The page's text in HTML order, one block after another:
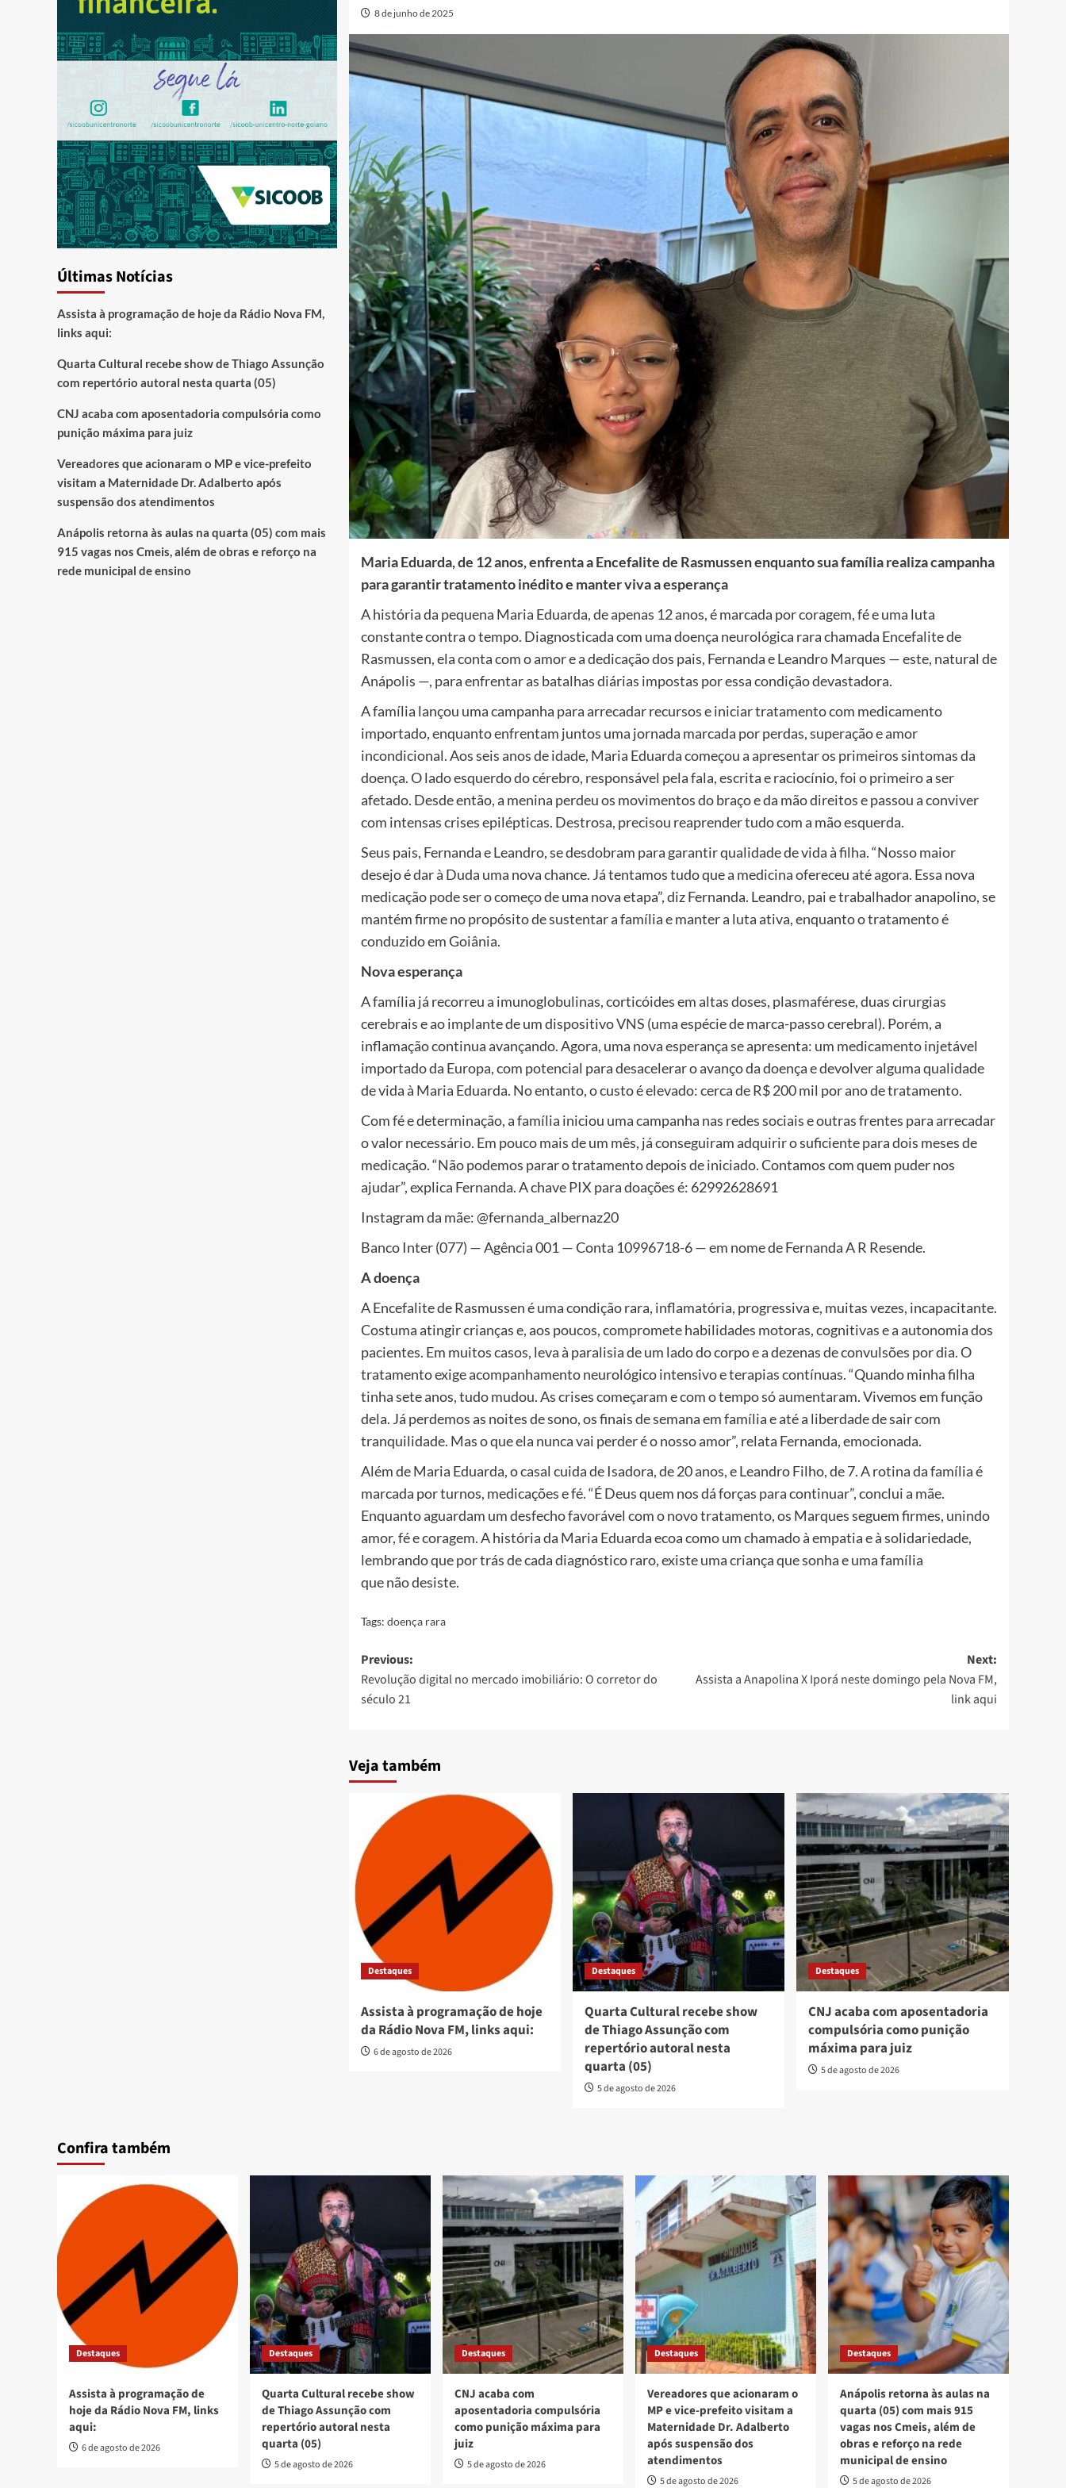
8 de junho de 2025
Maria Eduarda, de 12 anos, enfrenta a Encefalite de Rasmussen enquanto sua família realiza campanha
para garantir tratamento inédito e manter viva a esperança
A história da pequena Maria Eduarda, de apenas 12 anos, é marcada por coragem, fé e uma luta
constante contra o tempo. Diagnosticada com uma doença neurológica rara chamada Encefalite de
Rasmussen, ela conta com o amor e a dedicação dos pais, Fernanda e Leandro Marques — este, natural de
Anápolis —, para enfrentar as batalhas diárias impostas por essa condição devastadora.
A família lançou uma campanha para arrecadar recursos e iniciar tratamento com medicamento
importado, enquanto enfrentam juntos uma jornada marcada por perdas, superação e amor
incondicional. Aos seis anos de idade, Maria Eduarda começou a apresentar os primeiros sintomas da
doença. O lado esquerdo do cérebro, responsável pela fala, escrita e raciocínio, foi o primeiro a ser
afetado. Desde então, a menina perdeu os movimentos do braço e da mão direitos e passou a conviver
com intensas crises epilépticas. Destrosa, precisou reaprender tudo com a mão esquerda.
Seus pais, Fernanda e Leandro, se desdobram para garantir qualidade de vida à filha. “Nosso maior
desejo é dar à Duda uma nova chance. Já tentamos tudo que a medicina ofereceu até agora. Essa nova
medicação pode ser o começo de uma nova etapa”, diz Fernanda. Leandro, pai e trabalhador anapolino, se
mantém firme no propósito de sustentar a família e manter a luta ativa, enquanto o tratamento é
conduzido em Goiânia.
Nova esperança
A família já recorreu a imunoglobulinas, corticóides em altas doses, plasmaférese, duas cirurgias
cerebrais e ao implante de um dispositivo VNS (uma espécie de marca-passo cerebral). Porém, a
inflamação continua avançando. Agora, uma nova esperança se apresenta: um medicamento injetável
importado da Europa, com potencial para desacelerar o avanço da doença e devolver alguma qualidade
de vida à Maria Eduarda. No entanto, o custo é elevado: cerca de R$ 200 mil por ano de tratamento.
Com fé e determinação, a família iniciou uma campanha nas redes sociais e outras frentes para arrecadar
o valor necessário. Em pouco mais de um mês, já conseguiram adquirir o suficiente para dois meses de
medicação. “Não podemos parar o tratamento depois de iniciado. Contamos com quem puder nos
ajudar”, explica Fernanda. A chave PIX para doações é: 62992628691
Instagram da mãe: @fernanda_albernaz20
Banco Inter (077) — Agência 001 — Conta 10996718-6 — em nome de Fernanda A R Resende.
A doença
A Encefalite de Rasmussen é uma condição rara, inflamatória, progressiva e, muitas vezes, incapacitante.
Costuma atingir crianças e, aos poucos, compromete habilidades motoras, cognitivas e a autonomia dos
pacientes. Em muitos casos, leva à paralisia de um lado do corpo e a dezenas de convulsões por dia. O
tratamento exige acompanhamento neurológico intensivo e terapias contínuas. “Quando minha filha
tinha sete anos, tudo mudou. As crises começaram e com o tempo só aumentaram. Vivemos em função
dela. Já perdemos as noites de sono, os finais de semana em família e até a liberdade de sair com
tranquilidade. Mas o que ela nunca vai perder é o nosso amor”, relata Fernanda, emocionada.
Além de Maria Eduarda, o casal cuida de Isadora, de 20 anos, e Leandro Filho, de 7. A rotina da família é
marcada por turnos, medicações e fé. “É Deus quem nos dá forças para continuar”, conclui a mãe.
Enquanto aguardam um desfecho favorável com o novo tratamento, os Marques seguem firmes, unindo
amor, fé e coragem. A história da Maria Eduarda ecoa como um chamado à empatia e à solidariedade,
lembrando que por trás de cada diagnóstico raro, existe uma criança que sonha e uma família
que não desiste.
Tags: doença rara
Post
navigation
Previous:
Revolução digital no mercado imobiliário: O corretor do
século 21
Next:
Assista a Anapolina X Iporá neste domingo pela Nova FM,
link aqui
Veja também
Destaques
Assista à programação de hoje
da Rádio Nova FM, links aqui:
6 de agosto de 2026
Destaques
Quarta Cultural recebe show
de Thiago Assunção com
repertório autoral nesta
quarta (05)
5 de agosto de 2026
Destaques
CNJ acaba com aposentadoria
compulsória como punição
máxima para juiz
5 de agosto de 2026
Últimas Notícias
Assista à programação de hoje da Rádio Nova FM,
links aqui:
Quarta Cultural recebe show de Thiago Assunção
com repertório autoral nesta quarta (05)
CNJ acaba com aposentadoria compulsória como
punição máxima para juiz
Vereadores que acionaram o MP e vice-prefeito
visitam a Maternidade Dr. Adalberto após
suspensão dos atendimentos
Anápolis retorna às aulas na quarta (05) com mais
915 vagas nos Cmeis, além de obras e reforço na
rede municipal de ensino
Confira também
Destaques
Assista à programação de
hoje da Rádio Nova FM, links
aqui:
6 de agosto de 2026
Destaques
Quarta Cultural recebe show
de Thiago Assunção com
repertório autoral nesta
quarta (05)
5 de agosto de 2026
Destaques
CNJ acaba com
aposentadoria compulsória
como punição máxima para
juiz
5 de agosto de 2026
Destaques
Vereadores que acionaram o
MP e vice-prefeito visitam a
Maternidade Dr. Adalberto
após suspensão dos
atendimentos
5 de agosto de 2026
Destaques
Anápolis retorna às aulas na
quarta (05) com mais 915
vagas nos Cmeis, além de
obras e reforço na rede
municipal de ensino
5 de agosto de 2026